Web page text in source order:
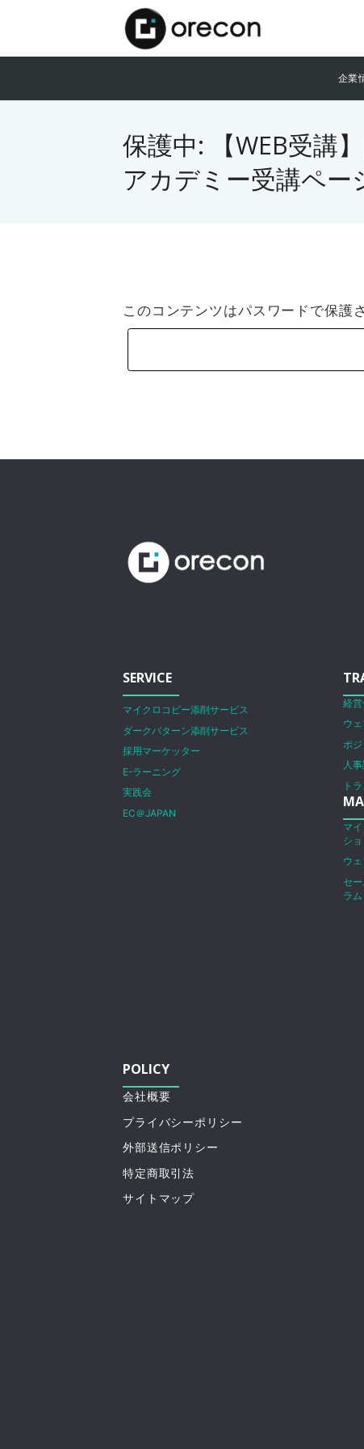
企業
保護中: 【WEB受講
アカデミー受講ペー
このコンテンツはパスワードで保護
SERVICE
マイクロコピー添削サービス
ダークパターン添削サービス
採用マーケッター
E-ラーニング
実践会
EC＠JAPAN
経
ウ
ポ
人
ト
マ
シ
ウ
セ
ラム
POLICY
会社概要
プライバシーポリシー
外部送信ポリシー
特定商取引法
サイトマップ